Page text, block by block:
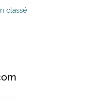
classé